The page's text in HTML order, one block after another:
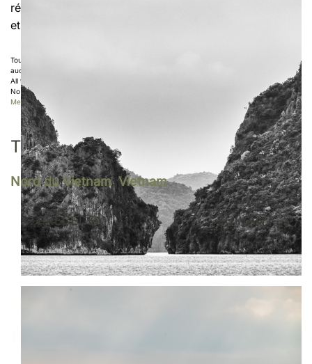
révèlent l’âme des lieux visités. Retrouvez ses articles
et tirages sur
Toutes les photos de ce site sont protégées par copyright ©
aucune utilisation n'est autorisée sans accord écrit de l'auteur
All the photos displayed on this website are copyright protected ©
Sebastien Desnoulez.
No use allowed without written authorization.
Mentions légales
TAGS
Nord du Vietnam,Vietnam
PRÉCÉDENT SUIVANT